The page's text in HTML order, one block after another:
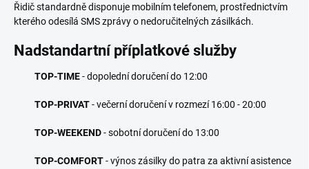
Řidič standardně disponuje mobilním telefonem, prostřednictvím
kterého odesílá SMS zprávy o nedoručitelných zásilkách.
Nadstandartní příplatkové služby
TOP-TIME- dopolední doručení do 12:00
TOP-PRIVAT- večerní doručení v rozmezí 16:00 - 20:00
TOP-WEEKEND- sobotní doručení do 13:00
TOP-COMFORT- výnos zásilky do patra za aktivní asistence